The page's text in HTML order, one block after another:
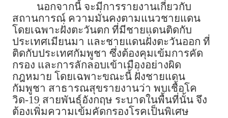
นอกจากนี้ จะมีการรายงานเกี่ยวกับ
สถานการณ์ ความมั่นคงตามแนวชายแดน
โดยเฉพาะฝั่งตะวันตก ที่มีชายแดนติดกับ
ประเทศเมียนมา และชายแดนฝั่งตะวันออก ที่
ติดกับประเทศกัมพูชา ซึ่งต้องคุมเข้มการคัด
กรอง และการลักลอบเข้าเมืองอย่างผิด
กฎหมาย โดยเฉพาะขณะนี้ ฝั่งชายแดน
กัมพูชา สาธารณสุขรายงานว่า พบเชื้อโค
วิด-19 สายพันธุ์อังกฤษ ระบาดในพื้นที่นั้น จึง
ต้องเพิ่มความเข้มคัดกรองโรคเป็นพิเศษ